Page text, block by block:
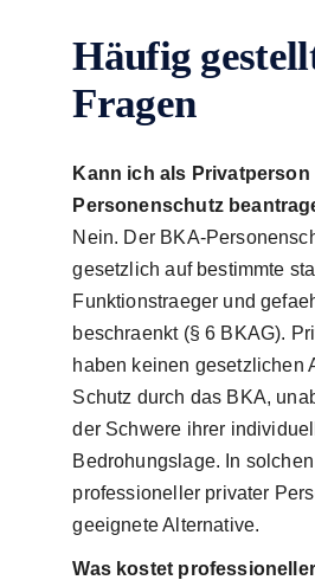
Häufig
Fragen
Kann ich als Privatperson
Personenschutz
Nein. Der BKA-
gesetzlich auf bestimmte
Funktionstraeger und
beschraenkt (§ 6 BKAG).
haben keinen gesetzlichen
Schutz durch das BKA,
der Schwere ihrer
Bedrohungslage. In
professioneller privater
geeignete Alternative.
Was kostet professioneller